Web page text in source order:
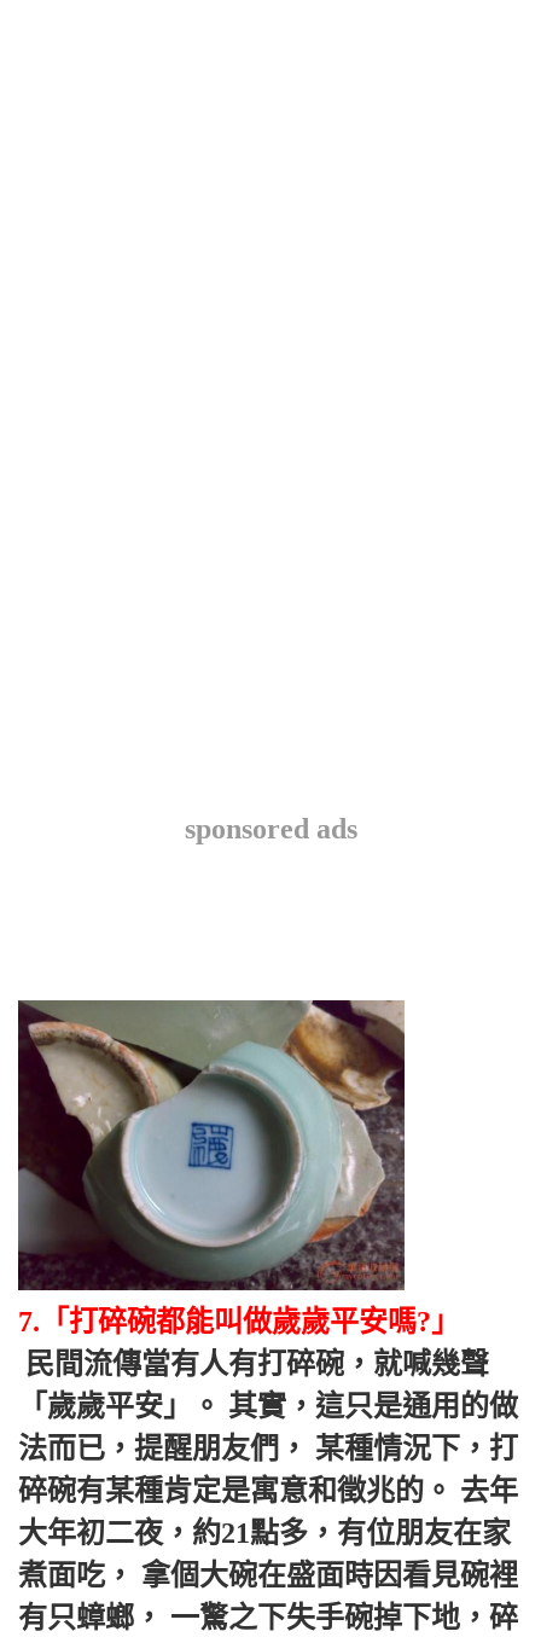
sponsored ads
7.「打碎碗都能叫做歲歲平安嗎?」
「歲歲平安」。 其實，這只是通用的做
法而已，提醒朋友們， 某種情況下，打
碎碗有某種肯定是寓意和徵兆的。 去年
大年初二夜，約21點多，有位朋友在家
煮面吃， 拿個大碗在盛面時因看見碗裡
有只蟑螂， 一驚之下失手碗掉下地，碎